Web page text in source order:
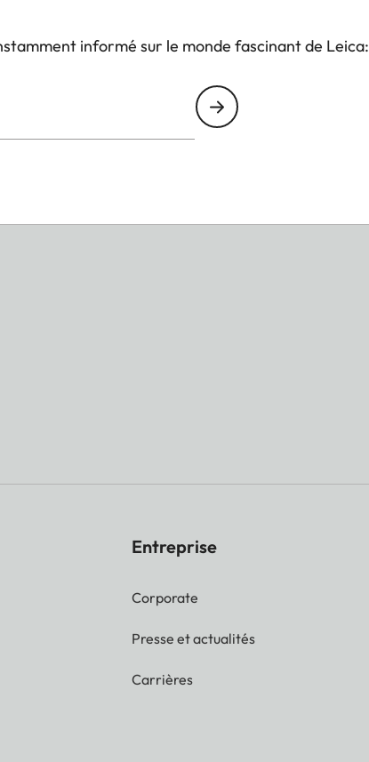
informé sur le monde fascinant de Leica:
Entreprise
Corporate
Presse et actualités
Carrières